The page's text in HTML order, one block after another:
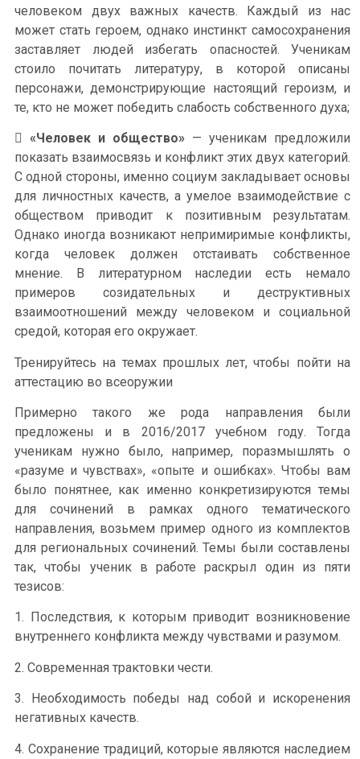
человеком двух важных качеств. Каждый из нас
может стать героем, однако инстинкт самосохранения
заставляет людей избегать опасностей. Ученикам
стоило почитать литературу, в которой описаны
персонажи, демонстрирующие настоящий героизм, и
те, кто не может победить слабость собственного духа;
 «Человек и общество» — ученикам предложили
показать взаимосвязь и конфликт этих двух категорий.
С одной стороны, именно социум закладывает основы
для личностных качеств, а умелое взаимодействие с
обществом приводит к позитивным результатам.
Однако иногда возникают непримиримые конфликты,
когда человек должен отстаивать собственное
мнение. В литературном наследии есть немало
примеров созидательных и деструктивных
взаимоотношений между человеком и социальной
средой, которая его окружает.
Тренируйтесь на темах прошлых лет, чтобы пойти на
аттестацию во всеоружии
Примерно такого же рода направления были
предложены и в 2016/2017 учебном году. Тогда
ученикам нужно было, например, поразмышлять о
«разуме и чувствах», «опыте и ошибках». Чтобы вам
было понятнее, как именно конкретизируются темы
для сочинений в рамках одного тематического
направления, возьмем пример одного из комплектов
для региональных сочинений. Темы были составлены
так, чтобы ученик в работе раскрыл один из пяти
тезисов:
1. Последствия, к которым приводит возникновение
внутреннего конфликта между чувствами и разумом.
2. Современная трактовки чести.
3. Необходимость победы над собой и искоренения
негативных качеств.
4. Сохранение традиций, которые являются наследием